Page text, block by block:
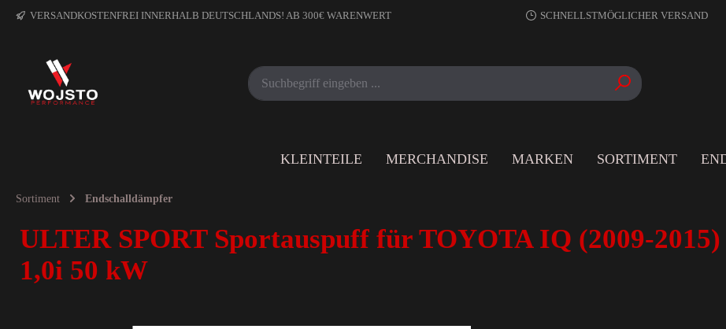
VERSANDKOSTENFREI INNERHALB DEUTSCHLANDS! AB 300€ WARENWERT SCHNELLSTMÖGLICHER VERSAND
KLEINTEILE MERCHANDISE MARKEN SORTIMENT
Sortiment Endschalldämpfer
ULTER SPORT Sportauspuff für TOYOTA IQ (2009-
1,0i 50 kW